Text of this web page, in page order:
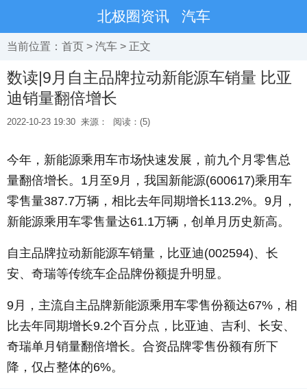
北极圈资讯 汽车
当前位置： 首页 > 汽车 > 正文
数读|9月自主品牌拉动新能源车销量 比亚
迪销量翻倍增长
2022-10-23 19:30 来源： 阅读：(5)
今年，新能源乘用车市场快速发展，前九个月零售总
量翻倍增长。1月至9月，我国新能源(600617)乘用车
零售量387.7万辆，相比去年同期增长113.2%。9月，
新能源乘用车零售量达61.1万辆，创单月历史新高。
自主品牌拉动新能源车销量，比亚迪(002594)、长
安、奇瑞等传统车企品牌份额提升明显。
9月，主流自主品牌新能源乘用车零售份额达67%，相
比去年同期增长9.2个百分点，比亚迪、吉利、长安、
奇瑞单月销量翻倍增长。合资品牌零售份额有所下
降，仅占整体的6%。